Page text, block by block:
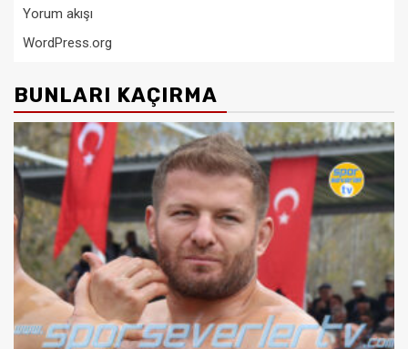
Yorum akışı
WordPress.org
BUNLARI KAÇIRMA